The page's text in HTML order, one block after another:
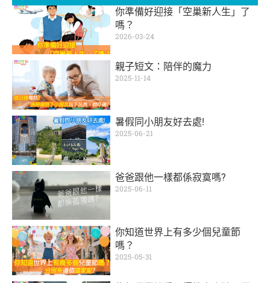
你準備好迎接「空巢新人生」了
嗎？
2026-03-24
親子短文：陪伴的魔力
2025-11-14
暑假同小朋友好去處!
2025-06-21
爸爸跟他一樣都係寂寞嗎?
2025-06-11
你知道世界上有多少個兒童節
嗎？
2025-05-31